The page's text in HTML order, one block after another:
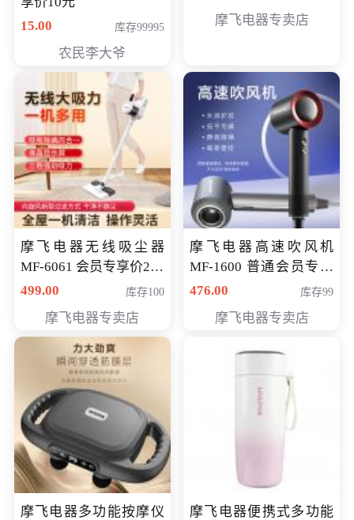
15.00
库存99995
农民李大爷
摩飞电器专卖店
摩飞电器无线吸尘器
MF-6061 会员专享价299
元
499.00 库存100
摩飞电器专卖店
摩飞电器高速吹风机
MF-1600 普通会员专享
价298元
476.00 库存99
摩飞电器专卖店
摩飞电器多功能按摩仪
摩飞电器便携式多功能